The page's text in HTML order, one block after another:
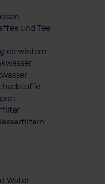
und Tee
einwintern
Water